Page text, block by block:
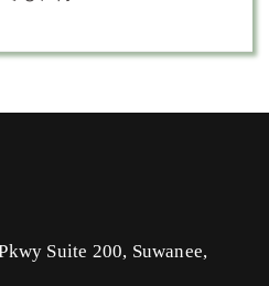
Suite 200, Suwanee,